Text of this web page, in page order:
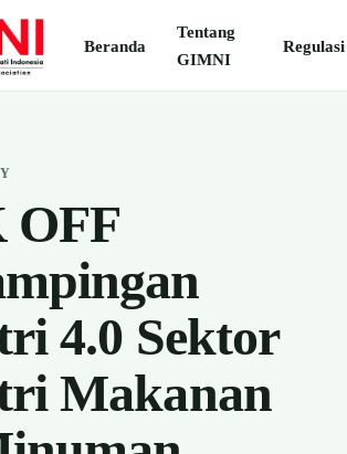
Beranda
Tentang
GIMNI
Regulasi
4.0 Sektor
Makanan